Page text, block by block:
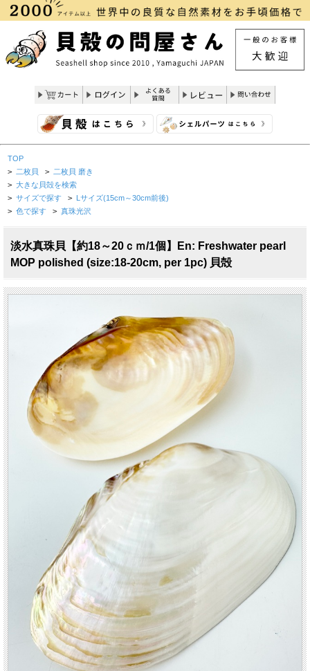
TOP
> 二枚貝 > 二枚貝 磨き
> 大きな貝殻を検索
> サイズで探す > Lサイズ(15cm～30cm前後)
> 色で探す > 真珠光沢
淡水真珠貝【約18～20ｃｍ/1個】En: Freshwater pearl
MOP polished (size:18-20cm, per 1pc) 貝殻